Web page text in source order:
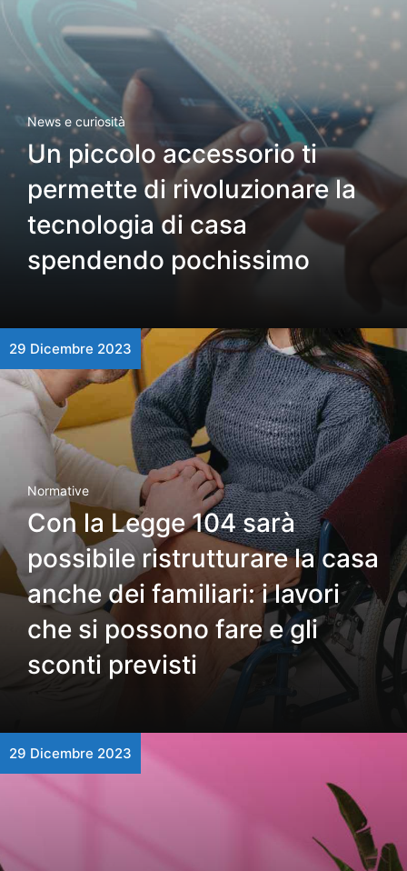
News e curiosità
Un piccolo accessorio ti
permette di rivoluzionare la
tecnologia di casa
spendendo pochissimo
29 Dicembre 2023
Normative
Con la Legge 104 sarà
possibile ristrutturare la casa
anche dei familiari: i lavori
che si possono fare e gli
sconti previsti
29 Dicembre 2023